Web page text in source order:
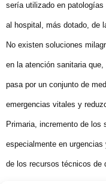
sería utilizado en
al hospital, más dotado, de
No existen soluciones
en la atención sanitaria
pasa por un conjunto de
emergencias vitales y
Primaria, incremento de
especialmente en
de los recursos técnicos